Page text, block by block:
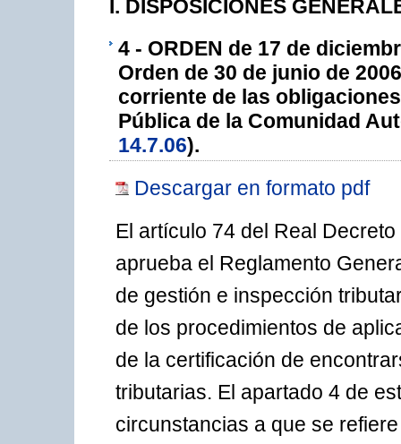
I. DISPOSICIONES
4 - ORDEN de 17 de
Orden de 30 de junio de
corriente de las
Pública de la Comunidad
14.7.06).
Descargar en formato pdf
El artículo 74 del Real
aprueba el Reglamento
de gestión e inspección
de los procedimientos de
de la certificación de
tributarias. El apartado 4 de
circunstancias a que se